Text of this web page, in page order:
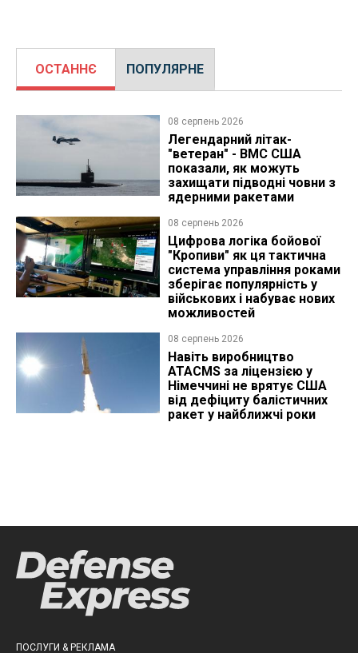
ОСТАННЄ ПОПУЛЯРНЕ
08 серпень 2026
Легендарний літак-
"ветеран" - ВМС США
показали, як можуть
захищати підводні човни з
ядерними ракетами
08 серпень 2026
Цифрова логіка бойової
"Кропиви" як ця тактична
система управління роками
зберігає популярність у
військових і набуває нових
можливостей
08 серпень 2026
Навіть виробництво
ATACMS за ліцензією у
Німеччині не врятує США
від дефіциту балістичних
ракет у найближчі роки
ПОСЛУГИ & РЕКЛАМА